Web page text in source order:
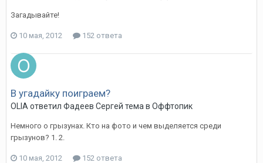
Загадывайте!
10 мая, 2012 152 ответа
В угадайку поиграем?
OLIA ответил Фадеев Сергей тема в Оффтопик
Немного о грызунах. Кто на фото и чем выделяется среди
грызунов? 1. 2.
10 мая, 2012 152 ответа